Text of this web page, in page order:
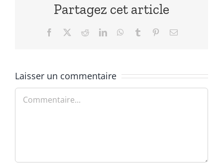
Partagez cet article
Facebook RedditLinkedInWhatsApp
Tumblr PinterestEmail
Laisser un commentaire
Commentaire